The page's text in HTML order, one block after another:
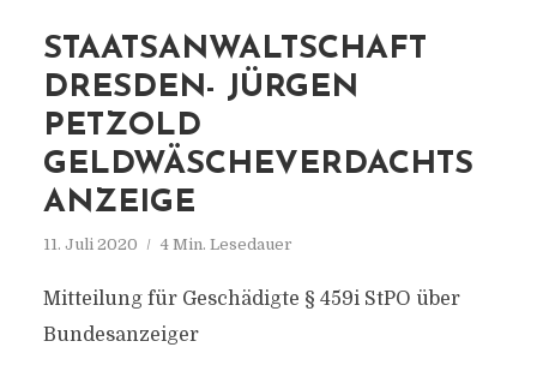
STAATSANWALTSCHAFT
DRESDEN- JÜRGEN
PETZOLD
GELDWÄSCHEVERDACHTS
ANZEIGE
11. Juli 2020 4 Min. Lesedauer
Mitteilung für Geschädigte § 459i StPO über
Bundesanzeiger